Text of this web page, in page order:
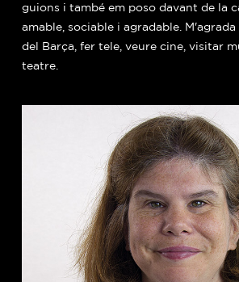
guions i també em poso davant de la
amable, sociable i agradable.
del Barça, fer tele, veure cine, visitar
teatre.